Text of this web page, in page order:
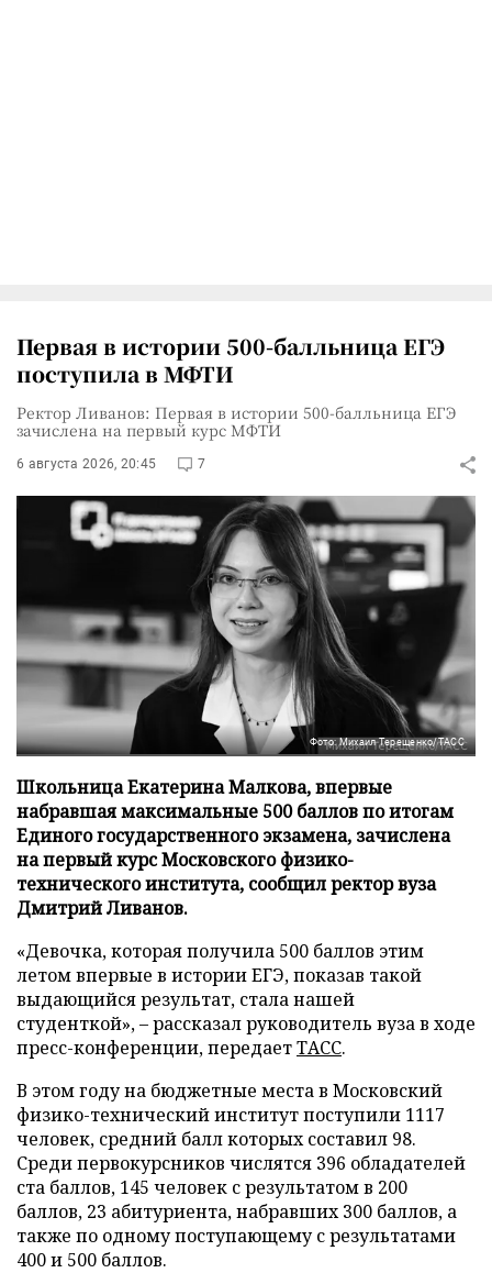
Первая в истории 500-балльница ЕГЭ
поступила в МФТИ
Ректор Ливанов: Первая в истории 500-балльница ЕГЭ
зачислена на первый курс МФТИ
6 августа 2026, 20:45 7
Фото: Михаил Терещенко/ТАСС
Школьница Екатерина Малкова, впервые
набравшая максимальные 500 баллов по итогам
Единого государственного экзамена, зачислена
на первый курс Московского физико-
технического института, сообщил ректор вуза
Дмитрий Ливанов.
«Девочка, которая получила 500 баллов этим
летом впервые в истории ЕГЭ, показав такой
выдающийся результат, стала нашей
студенткой», – рассказал руководитель вуза в ходе
пресс-конференции, передаетТАСС.
В этом году на бюджетные места в Московский
физико-технический институт поступили 1117
человек, средний балл которых составил 98.
Среди первокурсников числятся 396 обладателей
ста баллов, 145 человек с результатом в 200
баллов, 23 абитуриента, набравших 300 баллов, а
также по одному поступающему с результатами
400 и 500 баллов.